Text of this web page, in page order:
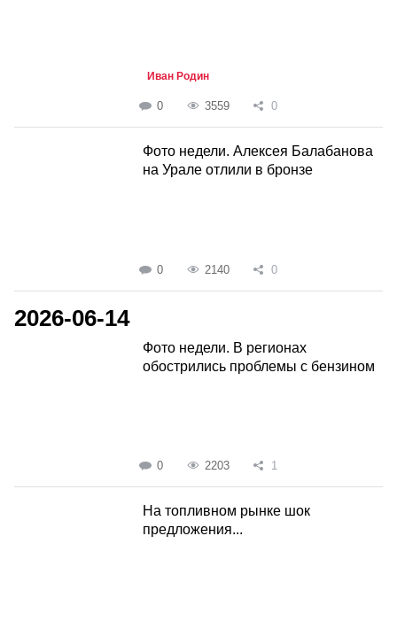
Иван Родин
0 3559 0
Фото недели. Алексея Балабанова
на Урале отлили в бронзе
0 2140 0
2026-06-14
Фото недели. В регионах
обострились проблемы с бензином
0 2203 1
На топливном рынке шок
предложения...